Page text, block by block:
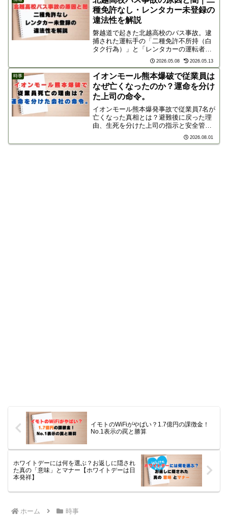
種免許なし・レンタカー未登録の
違法性を解説
磐越道で起きた北越高校のバス事故。逮
捕された運転手の「二種免許不所持（白
タク行為）」と「レンタカーの運転者未
登録」という2つの重大な問題点を徹底解
説。ネットの声も交えながら、コスト削
減を重視しすぎた部活動遠征の危険性と
課題に迫ります。
2026.05.08 2026.05.13
時事
イオンモール熊本爆破で従業員は
なぜ亡くなったのか？運命を分け
た上司の命令。
イオンモール熊本爆発事故で従業員7名が
亡くなった真相とは？避難後に戻った理
由、生死を分けた上司の指示と安全管理
の差、遺族が告発する企業の隠蔽体質ま
で、災害時に人命を守るための教訓を詳
2026.08.01
イモトのWiFiがやばい？1.7億円の課徴金！
No.1表示の罠と勝算
ホワイトデーには何を選ぶ？お返しに隠され
た真の「意味」とマナー【ホワイトデーは日
本発祥】
ホーム 時事